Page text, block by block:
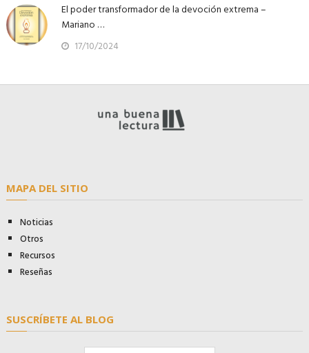
El poder transformador de la devoción extrema –
Mariano …
17/10/2024
MAPA DEL SITIO
Noticias
Otros
Recursos
Reseñas
SUSCRÍBETE AL BLOG